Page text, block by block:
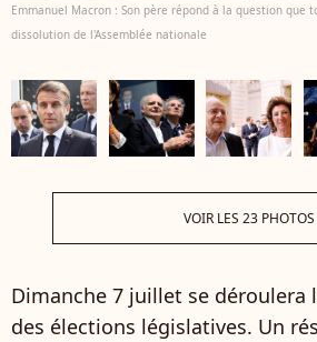
Emmanuel Macron : Son père répond à la question que
dissolution de l'Assemblée nationale
VOIR LES 23 PHOTOS
Dimanche 7 juillet se déroulera
des élections législatives. Un